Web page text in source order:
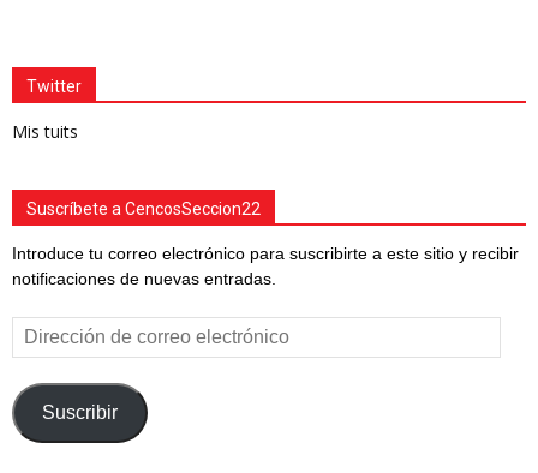
Twitter
Mis tuits
Suscríbete a CencosSeccion22
Introduce tu correo electrónico para suscribirte a este sitio y recibir
notificaciones de nuevas entradas.
Dirección
de
electrónico
Suscribir